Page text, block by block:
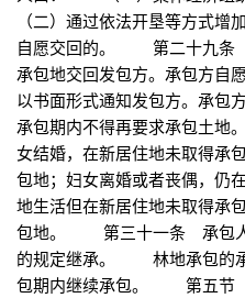
（二）通过依法开垦等方式
自愿交回的。 第二十九条
承包地交回发包方。承包方自
以书面形式通知发包方。承包
承包期内不得再要求承包
女结婚，在新居住地未取得承
包地；妇女离婚或者丧偶，仍
地生活但在新居住地未取得承
包地。 第三十一条 承包人
的规定继承。 林地承包的承
包期内继续承包。 第五